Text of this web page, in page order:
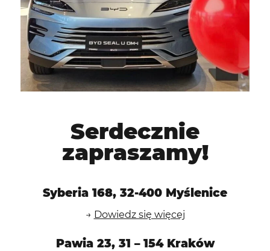
Serdecznie
zapraszamy!
Syberia 168, 32-400 Myślenice
→ Dowiedz się więcej
Pawia 23, 31 – 154 Kraków